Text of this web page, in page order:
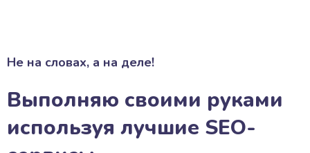
Не на словах, а на деле!
Выполняю своими руками
используя лучшие SEO-